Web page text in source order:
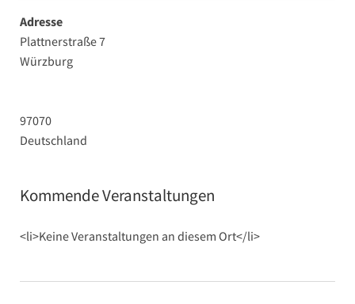
Adresse
Plattnerstraße 7
Würzburg
97070
Deutschland
Kommende Veranstaltungen
<li>Keine Veranstaltungen an diesem Ort</li>